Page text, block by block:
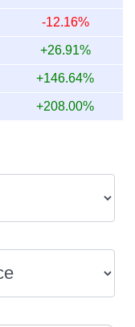
87,113.68 1,016.10
85,835.89 1,001.20
-12.16%
+26.91%
+146.64%
+208.00%